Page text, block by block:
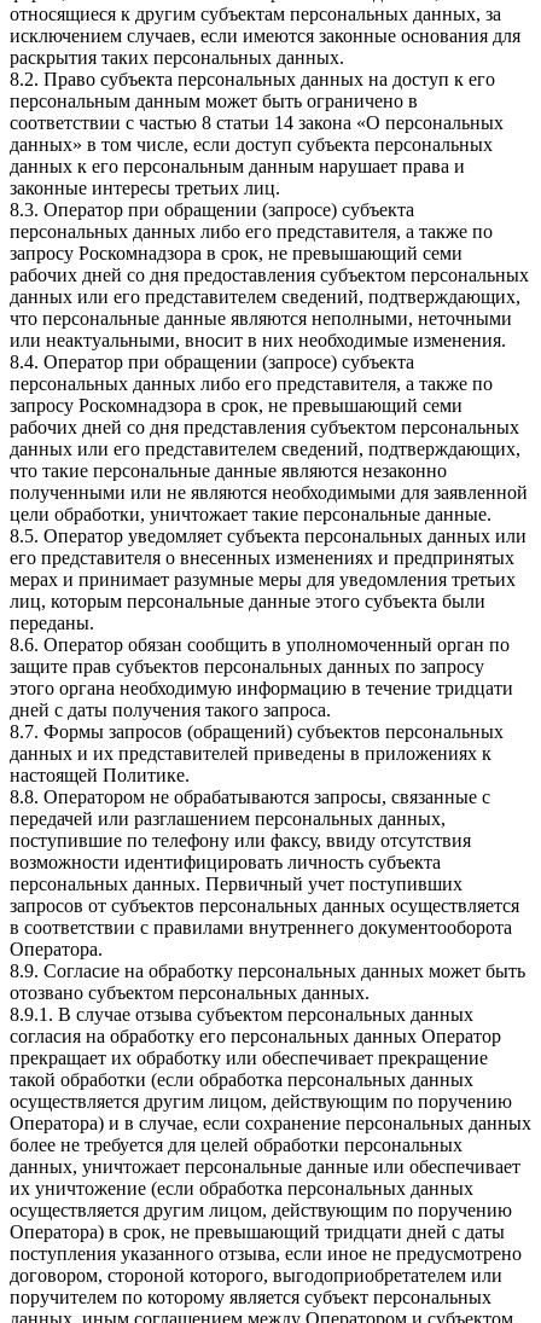
относящиеся к другим субъектам персональных данных, за
исключением случаев, если имеются законные основания для
раскрытия таких персональных данных.
8.2. Право субъекта персональных данных на доступ к его
персональным данным может быть ограничено в
соответствии с частью 8 статьи 14 закона «О персональных
данных» в том числе, если доступ субъекта персональных
данных к его персональным данным нарушает права и
законные интересы третьих лиц.
8.3. Оператор при обращении (запросе) субъекта
персональных данных либо его представителя, а также по
запросу Роскомнадзора в срок, не превышающий семи
рабочих дней со дня предоставления субъектом персональных
данных или его представителем сведений, подтверждающих,
что персональные данные являются неполными, неточными
или неактуальными, вносит в них необходимые изменения.
8.4. Оператор при обращении (запросе) субъекта
персональных данных либо его представителя, а также по
запросу Роскомнадзора в срок, не превышающий семи
рабочих дней со дня представления субъектом персональных
данных или его представителем сведений, подтверждающих,
что такие персональные данные являются незаконно
полученными или не являются необходимыми для заявленной
цели обработки, уничтожает такие персональные данные.
8.5. Оператор уведомляет субъекта персональных данных или
его представителя о внесенных изменениях и предпринятых
мерах и принимает разумные меры для уведомления третьих
лиц, которым персональные данные этого субъекта были
переданы.
8.6. Оператор обязан сообщить в уполномоченный орган по
защите прав субъектов персональных данных по запросу
этого органа необходимую информацию в течение тридцати
дней с даты получения такого запроса.
8.7. Формы запросов (обращений) субъектов персональных
данных и их представителей приведены в приложениях к
настоящей Политике.
8.8. Оператором не обрабатываются запросы, связанные с
передачей или разглашением персональных данных,
поступившие по телефону или факсу, ввиду отсутствия
возможности идентифицировать личность субъекта
персональных данных. Первичный учет поступивших
запросов от субъектов персональных данных осуществляется
в соответствии с правилами внутреннего документооборота
Оператора.
8.9. Согласие на обработку персональных данных может быть
отозвано субъектом персональных данных.
8.9.1. В случае отзыва субъектом персональных данных
согласия на обработку его персональных данных Оператор
прекращает их обработку или обеспечивает прекращение
такой обработки (если обработка персональных данных
осуществляется другим лицом, действующим по поручению
Оператора) и в случае, если сохранение персональных данных
более не требуется для целей обработки персональных
данных, уничтожает персональные данные или обеспечивает
их уничтожение (если обработка персональных данных
осуществляется другим лицом, действующим по поручению
Оператора) в срок, не превышающий тридцати дней с даты
поступления указанного отзыва, если иное не предусмотрено
договором, стороной которого, выгодоприобретателем или
поручителем по которому является субъект персональных
данных, иным соглашением между Оператором и субъектом